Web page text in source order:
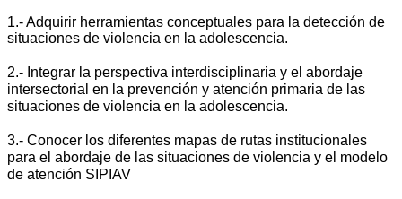
1.- Adquirir herramientas conceptuales para la detección de
situaciones de violencia en la adolescencia.
2.- Integrar la perspectiva interdisciplinaria y el abordaje
intersectorial en la prevención y atención primaria de las
situaciones de violencia en la adolescencia.
3.- Conocer los diferentes mapas de rutas institucionales
para el abordaje de las situaciones de violencia y el modelo
de atención SIPIAV